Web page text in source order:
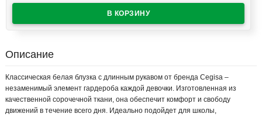
Описание
Классическая белая блузка с длинным рукавом от бренда Cegisa –
незаменимый элемент гардероба каждой девочки. Изготовленная из
качественной сорочечной ткани, она обеспечит комфорт и свободу
движений в течение всего дня. Идеально подойдет для школы,